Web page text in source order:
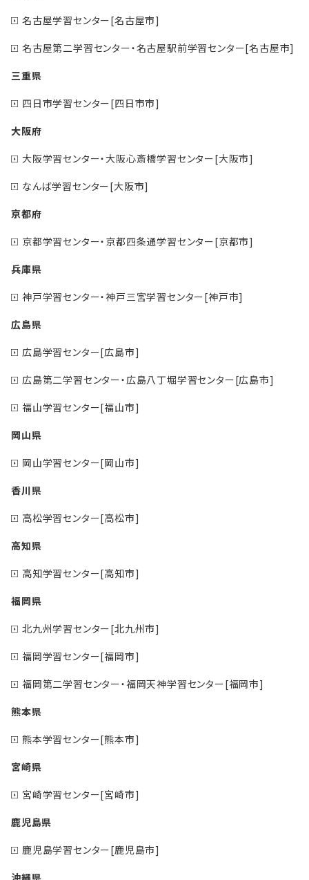
名古屋学習センター[名古屋市]
名古屋第二学習センター・名古屋駅前学習センター[名古屋市]
三重県
四日市学習センター[四日市市]
大阪府
大阪学習センター・大阪心斎橋学習センター[大阪市]
なんば学習センター[大阪市]
京都府
京都学習センター・京都四条通学習センター[京都市]
兵庫県
神戸学習センター・神戸三宮学習センター[神戸市]
広島県
広島学習センター[広島市]
広島第二学習センター・広島八丁堀学習センター[広島市]
福山学習センター[福山市]
岡山県
岡山学習センター[岡山市]
香川県
高松学習センター[高松市]
高知県
高知学習センター[高知市]
福岡県
北九州学習センター[北九州市]
福岡学習センター[福岡市]
福岡第二学習センター・福岡天神学習センター[福岡市]
熊本県
熊本学習センター[熊本市]
宮崎県
宮崎学習センター[宮崎市]
鹿児島県
鹿児島学習センター[鹿児島市]
沖縄県